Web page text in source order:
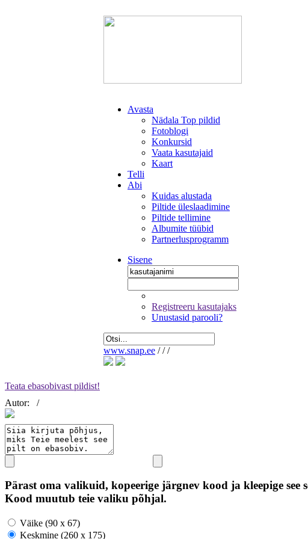
Avasta
Nädala Top pildid
Fotoblogi
Konkursid
Vaata kasutajaid
Kaart
Telli
Abi
Kuidas alustada
Piltide üleslaadimine
Piltide tellimine
Albumite tüübid
Partnerlusprogramm
Sisene
Registreeru kasutajaks
Unustasid parooli?
www.snap.ee / / /
Teata ebasobivast pildist!
Autor:
/
Pärast oma valikuid, kopeerige järgnev kood ja kleepige see
Kood muutub teie valiku põhjal.
Väike (90 x 67)
Keskmine (260 x 175)